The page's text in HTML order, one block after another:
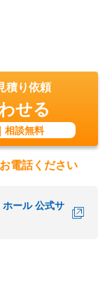
積り依頼
せる
相談無料
電話ください
ール 公式サ